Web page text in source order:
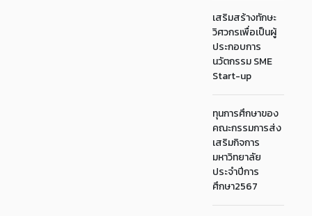
เสริมสร้างทักษะ
วิศวกรเพื่อเป็นผู้
ประกอบการ
นวัตกรรม SME
Start-up
ทุนการศึกษาของ
คณะกรรมการส่ง
เสริมกิจการ
มหาวิทยาลัย
ประจำปีการ
ศึกษา2567